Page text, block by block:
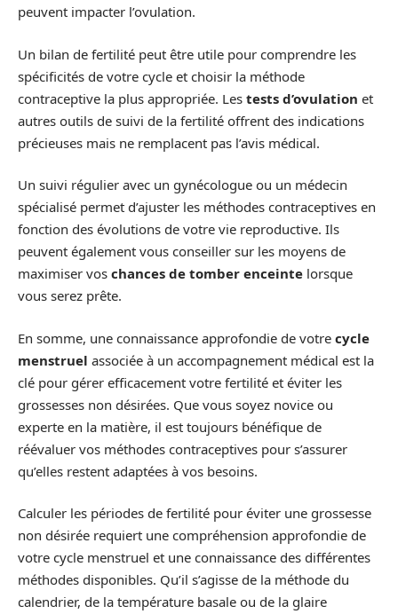
peuvent impacter l’ovulation.
Un bilan de fertilité peut être utile pour comprendre les
spécificités de votre cycle et choisir la méthode
contraceptive la plus appropriée. Les tests d’ovulation et
autres outils de suivi de la fertilité offrent des indications
précieuses mais ne remplacent pas l’avis médical.
Un suivi régulier avec un gynécologue ou un médecin
spécialisé permet d’ajuster les méthodes contraceptives en
fonction des évolutions de votre vie reproductive. Ils
peuvent également vous conseiller sur les moyens de
maximiser vos chances de tomber enceinte lorsque
vous serez prête.
En somme, une connaissance approfondie de votre cycle
menstruel associée à un accompagnement médical est la
clé pour gérer efficacement votre fertilité et éviter les
grossesses non désirées. Que vous soyez novice ou
experte en la matière, il est toujours bénéfique de
réévaluer vos méthodes contraceptives pour s’assurer
qu’elles restent adaptées à vos besoins.
Calculer les périodes de fertilité pour éviter une grossesse
non désirée requiert une compréhension approfondie de
votre cycle menstruel et une connaissance des différentes
méthodes disponibles. Qu’il s’agisse de la méthode du
calendrier, de la température basale ou de la glaire